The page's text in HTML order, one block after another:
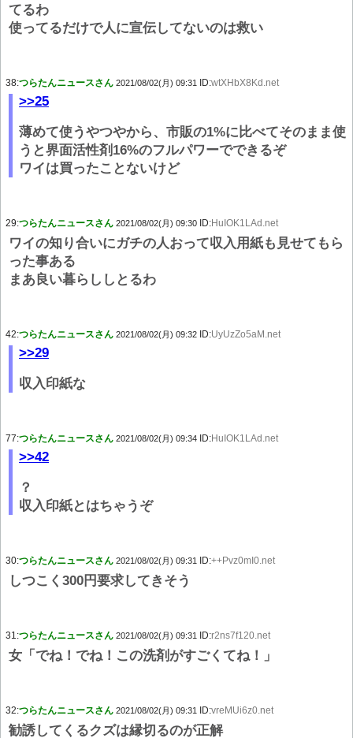
てるわ
使ってるだけで人に宣伝してないのは救い
38:つらたんニュースさん 2021/08/02(月) 09:31 ID:wtXHbX8Kd.net
>>25
薄めて使うやつやから、市販の1%に比べてそのまま使
うと界面活性剤16%のフルパワーでできるぞ
ワイは買ったことないけど
29:つらたんニュースさん 2021/08/02(月) 09:30 ID:HuIOK1LAd.net
ワイの知り合いにガチの人おって収入用紙も見せてもら
った事ある
まあ良い暮らししとるわ
42:つらたんニュースさん 2021/08/02(月) 09:32 ID:UyUzZo5aM.net
>>29
収入印紙な
77:つらたんニュースさん 2021/08/02(月) 09:34 ID:HuIOK1LAd.net
>>42
？
収入印紙とはちゃうぞ
30:つらたんニュースさん 2021/08/02(月) 09:31 ID:++Pvz0mI0.net
しつこく300円要求してきそう
31:つらたんニュースさん 2021/08/02(月) 09:31 ID:r2ns7f120.net
女「でね！でね！この洗剤がすごくてね！」
32:つらたんニュースさん 2021/08/02(月) 09:31 ID:vreMUi6z0.net
勧誘してくるクズは縁切るのが正解